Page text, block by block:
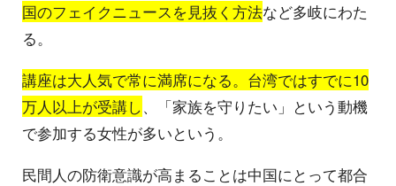
国のフェイクニュースを見抜く方法など多岐にわた
る。
講座は大人気で常に満席になる。台湾ではすでに10
万人以上が受講し、「家族を守りたい」という動機
で参加する女性が多いという。
民間人の防衛意識が高まることは中国にとって都合